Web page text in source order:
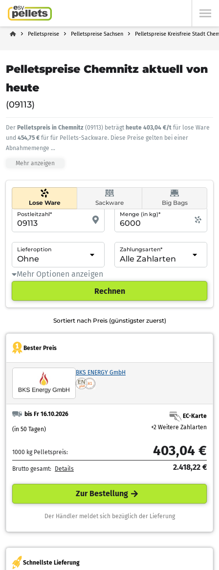
Pelletspreise Pelletspreise Sachsen Pelletspreise Kreisfreie Stadt
Pelletspreise Chemnitz aktuell von
heute
(09113)
Der Pelletspreis in Chemnitz (09113) beträgt heute 403,04 €/t für lose Ware
und 454,75 € für für Pellets-Sackware. Diese Preise gelten bei einer
Abnahmemenge ...
Mehr anzeigen
Lose Ware Sackware Big Bags
Postleitzahl* Menge (in kg)*
Lieferoption Zahlungsarten*
Mehr Optionen anzeigen
Rechnen
Sortiert nach Preis (günstigster zuerst)
Bester Preis
BKS ENERGY GmbH
bis Fr 16.10.2026
(in 50 Tagen)
EC-Karte
+2 Weitere Zahlarten
1000 kg Pelletspreis: 403,04 €
Brutto gesamt: Details 2.418,22 €
Zur Bestellung
Der Händler meldet sich bezüglich der Lieferung
Schnellste Lieferung